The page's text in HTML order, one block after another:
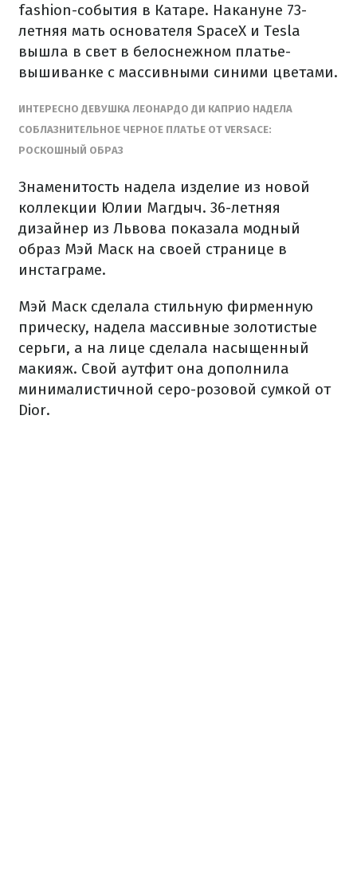
fashion-события в Катаре. Накануне 73-
летняя мать основателя SpaceX и Tesla
вышла в свет в белоснежном платье-
вышиванке с массивными синими цветами.
ИНТЕРЕСНО ДЕВУШКА ЛЕОНАРДО ДИ КАПРИО НАДЕЛА
СОБЛАЗНИТЕЛЬНОЕ ЧЕРНОЕ ПЛАТЬЕ ОТ VERSACE:
РОСКОШНЫЙ ОБРАЗ
Знаменитость надела изделие из новой
коллекции Юлии Магдыч. 36-летняя
дизайнер из Львова показала модный
образ Мэй Маск на своей странице в
инстаграме.
Мэй Маск сделала стильную фирменную
прическу, надела массивные золотистые
серьги, а на лице сделала насыщенный
макияж. Свой аутфит она дополнила
минималистичной серо-розовой сумкой от
Dior.